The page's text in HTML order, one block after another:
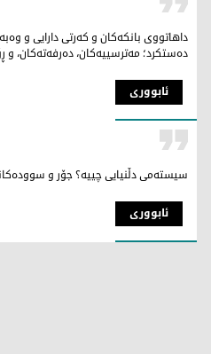
ئابووری
داهاتووی بانكەکان و کەرتی دارایی و
دەستكرد؛ مەترسییەكان، دەرفەتەكان،
ئابووری
سیستەمی دڵنیایی چییە؟ جۆر و